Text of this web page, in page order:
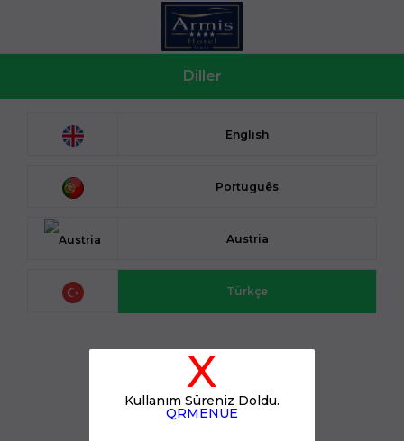
X
Kullanım Süreniz Doldu.
QRMENUE
Diller
English
Português
Austria
Türkçe